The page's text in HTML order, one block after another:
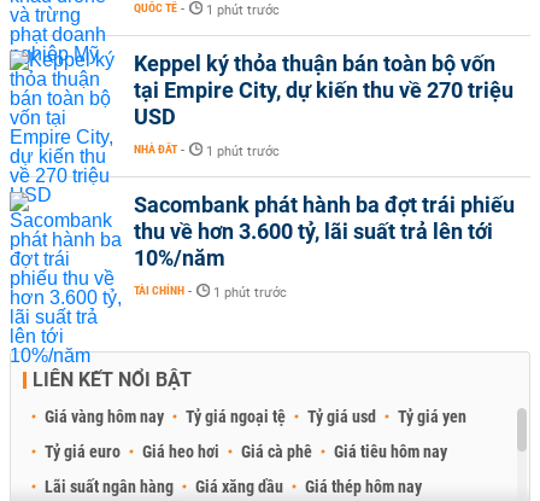
QUỐC TẾ - 1 phút trước
Keppel ký thỏa thuận bán toàn bộ vốn
tại Empire City, dự kiến thu về 270 triệu
USD
NHÀ ĐẤT - 1 phút trước
Sacombank phát hành ba đợt trái phiếu
thu về hơn 3.600 tỷ, lãi suất trả lên tới
10%/năm
TÀI CHÍNH - 1 phút trước
LIÊN KẾT NỔI BẬT
Giá vàng hôm nay Tỷ giá ngoại tệ Tỷ giá usd
Tỷ giá yen
Tỷ giá euro
Giá heo hơi Giá cà phê
Giá tiêu hôm nay
Lãi suất ngân hàng
Giá xăng dầu Giá thép hôm nay